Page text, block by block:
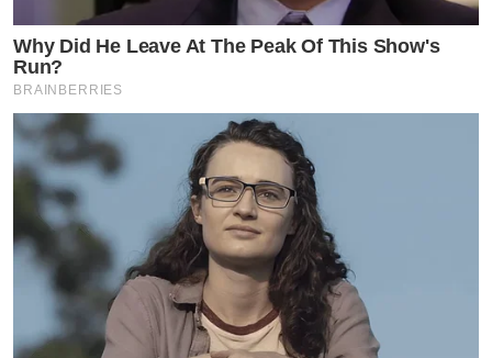
Why Did He Leave At The Peak Of This Show's
Run?
BRAINBERRIES